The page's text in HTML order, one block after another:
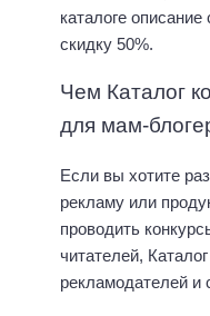
каталоге
скидку 50%.
Чем Каталог
для мам-
Если вы хотите
рекламу или
проводить
читателей,
рекламодателей и